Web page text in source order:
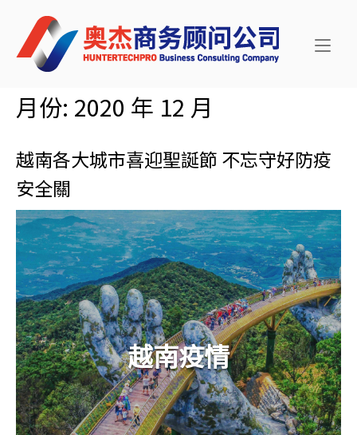
content
Home
月份: 2020 年 12 月
越南各大城市喜迎聖誕節 不忘守好防疫
安全關
越南疫情